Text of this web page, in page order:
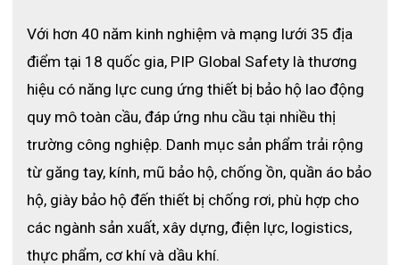
Với hơn 40 năm kinh nghiệm và mạng lưới 35 địa
điểm tại 18 quốc gia, PIP Global Safety là thương
hiệu có năng lực cung ứng thiết bị bảo hộ lao động
quy mô toàn cầu, đáp ứng nhu cầu tại nhiều thị
trường công nghiệp. Danh mục sản phẩm trải rộng
từ găng tay, kính, mũ bảo hộ, chống ồn, quần áo bảo
hộ, giày bảo hộ đến thiết bị chống rơi, phù hợp cho
các ngành sản xuất, xây dựng, điện lực, logistics,
thực phẩm, cơ khí và dầu khí.